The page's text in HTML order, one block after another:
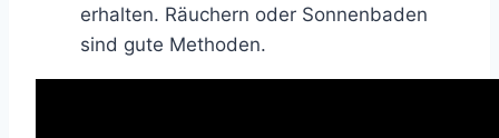
erhalten. Räuchern oder Sonnenbaden
sind gute Methoden.